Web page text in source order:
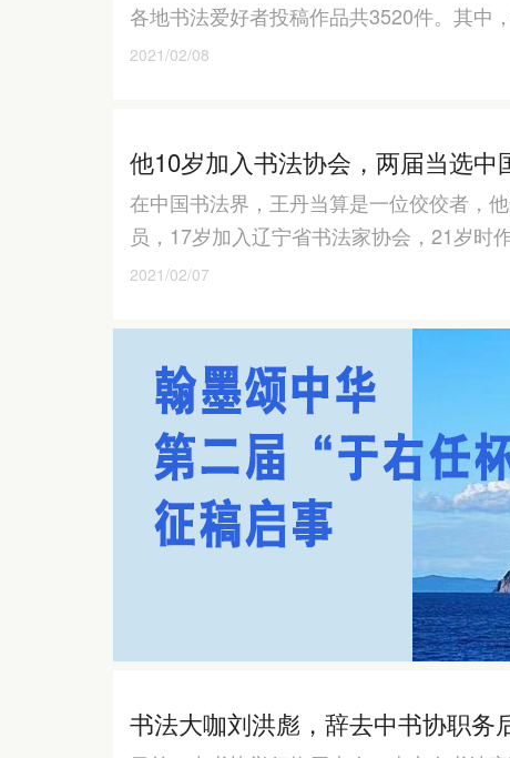
各地书法爱好者投稿作品共3520件。其中
2021/02/08
他10岁加入书法协会，两届当选
在中国书法界，王丹当算是一位佼佼者，
员，17岁加入辽宁省书法家协会，21岁时
2021/02/07
书法大咖刘洪彪，辞去中书协职务